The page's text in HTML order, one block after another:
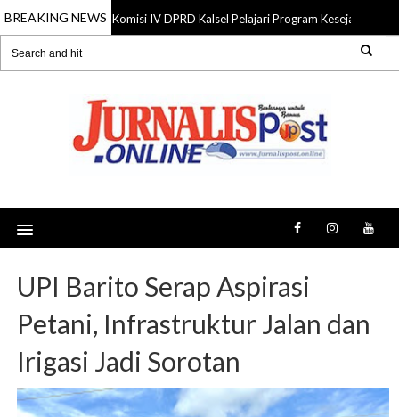
BREAKING NEWS
06 Aug 2026 Komisi IV DPRD Kalsel Pelajari Program
UPI Barito Serap Aspirasi
Petani, Infrastruktur Jalan dan
Irigasi Jadi Sorotan